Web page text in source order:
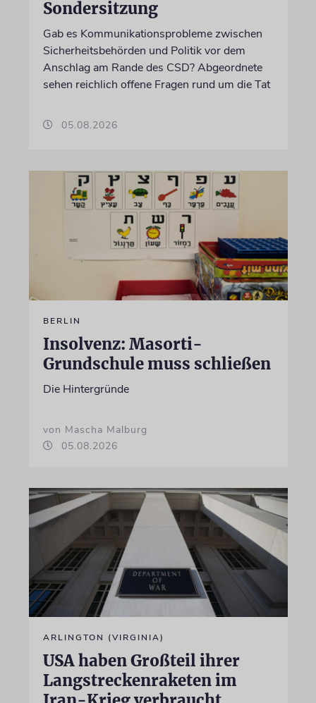
Sondersitzung
Gab es Kommunikationsprobleme zwischen
Sicherheitsbehörden und Politik vor dem
Anschlag am Rande des CSD? Abgeordnete
sehen reichlich offene Fragen rund um die Tat
05.08.2026
BERLIN
Insolvenz: Masorti-
Grundschule muss schließen
Die Hintergründe
von Mascha Malburg
05.08.2026
ARLINGTON (VIRGINIA)
USA haben Großteil ihrer
Langstreckenraketen im